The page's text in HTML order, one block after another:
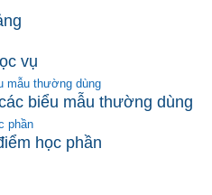
vụ
mẫu thường dùng
biểu mẫu thường dùng
phần
học phần